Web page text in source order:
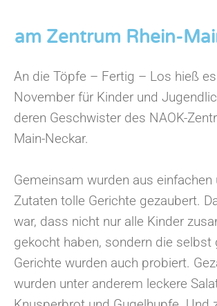
am Zentrum Rhein-
An die Töpfe – Fertig – Los hieß
November für Kinder und
deren Geschwister des NAOK-
Main-Neckar.
Gemeinsam wurden aus einfachen
Zutaten tolle Gerichte gezaubert.
war, dass nicht nur alle Kinder
gekocht haben, sondern die selbst
Gerichte wurden auch probiert.
wurden unter anderem leckere